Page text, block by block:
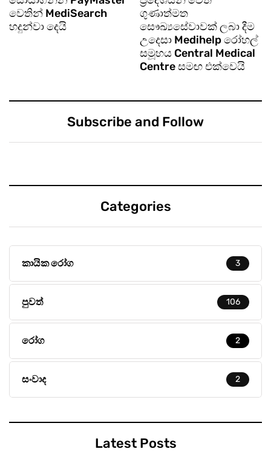
වෙතින් MediSearch
හදුන්වා දෙයි
ගුණාත්මත
සෞඛ්‍යසේවාවක් ලබා දීම
උදෙසා Medihelp රෝහල්
සමූහය Central Medical
Centre සමඟ එක්වෙයි
Subscribe and Follow
Categories
කායික රෝග 3
පුවත් 106
රෝග 2
සංවාද 2
Latest Posts